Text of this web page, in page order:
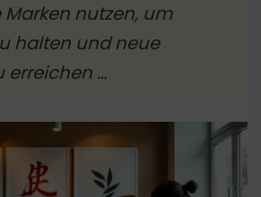
nutzen, um
halten und neue
erreichen …